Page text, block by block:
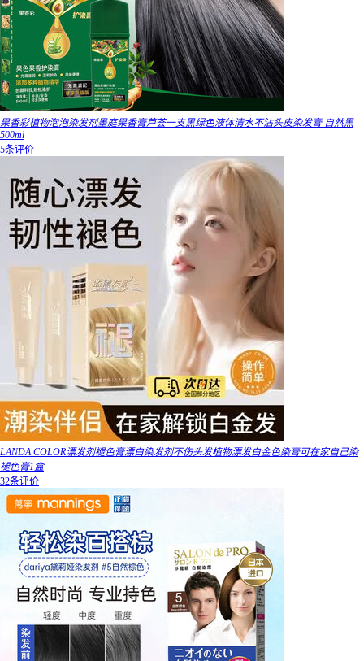
果香彩植物泡泡染发剂墨庭果香膏芦荟一支黑绿色液体清水不沾头皮染发膏 自然黑
500ml
5条评价
LANDA COLOR漂发剂褪色膏漂白染发剂不伤头发植物漂发白金色染膏可在家自己染
褪色膏1盒
32条评价